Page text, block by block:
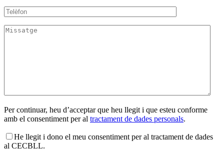
Per continuar, heu d’acceptar que heu llegit i que esteu conforme
amb el consentiment per al tractament de dades personals.
He llegit i dono el meu consentiment per al tractament de dades
al CECBLL.